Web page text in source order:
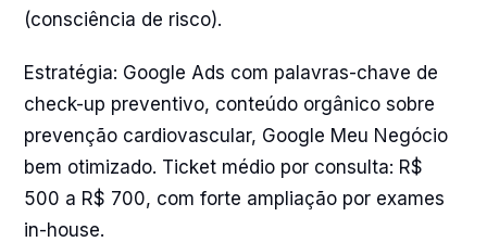
(consciência de risco).
Estratégia: Google Ads com palavras-chave de
check-up preventivo, conteúdo orgânico sobre
prevenção cardiovascular, Google Meu Negócio
bem otimizado. Ticket médio por consulta: R$
500 a R$ 700, com forte ampliação por exames
in-house.